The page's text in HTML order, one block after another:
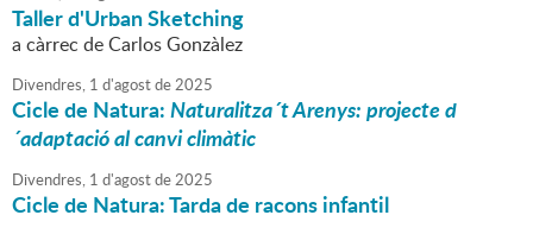
Taller d'Urban Sketching
a càrrec de Carlos Gonzàlez
Divendres, 1 d'agostde2025
Cicle de Natura:Naturalitza´t Arenys: projecte d
´adaptació al canvi climàtic
Divendres, 1 d'agostde2025
Cicle de Natura: Tarda de racons infantil